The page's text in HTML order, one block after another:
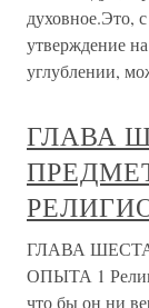
духовное.Это,
утверждение
углублении,
ГЛАВА
ГЛАВА
ОПЫТА 1
что бы он ни